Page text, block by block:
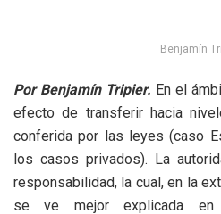
Benjamín
Por Benjamín Tripier. En el
efecto de transferir hacia
conferida por las leyes (caso
los casos privados). La
responsabilidad, la cual, en la
se ve mejor explicada